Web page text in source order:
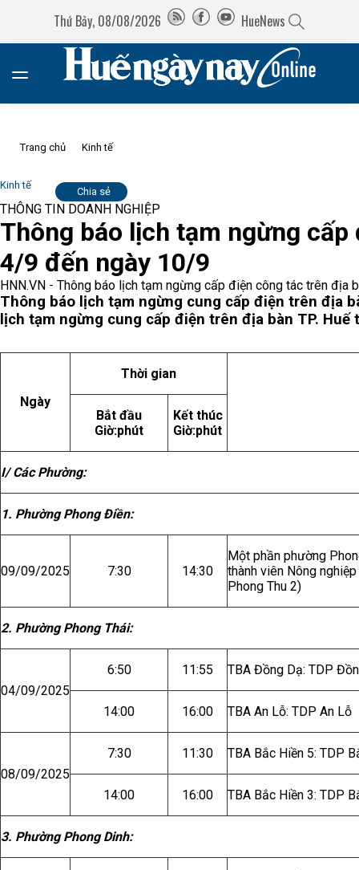
Thứ Bảy, 08/08/2026 HueNews
Trang chủ Kinh tế
Kinh tế
Chia sẻ
THÔNG TIN DOANH NGHIỆP
Thông báo lịch tạm ngừng
4/9 đến ngày 10/9
HNN.VN - Thông báo lịch tạm ngừng cấp điện công tác trên địa
Thông báo lịch tạm ngừng cung cấp điện trên địa
lịch tạm ngừng cung cấp điện trên địa bàn TP.
Ngày
Thời gian
Bắt đầu
Giờ:phút
Kết thúc
Giờ:phút
I/ Các Phường:
1. Phường Phong Điền:
09/09/2025 7:30 14:30
Một phần phường
thành viên Nông
Phong Thu 2)
2. Phường Phong Thái:
04/09/2025
6:50 11:55 TBA Đồng Dạ: TDP
14:00 16:00 TBA An Lỗ: TDP An Lỗ
08/09/2025
7:30 11:30 TBA Bắc Hiền 5: TDP
14:00 16:00 TBA Bắc Hiền 3: TDP
3. Phường Phong Dinh: